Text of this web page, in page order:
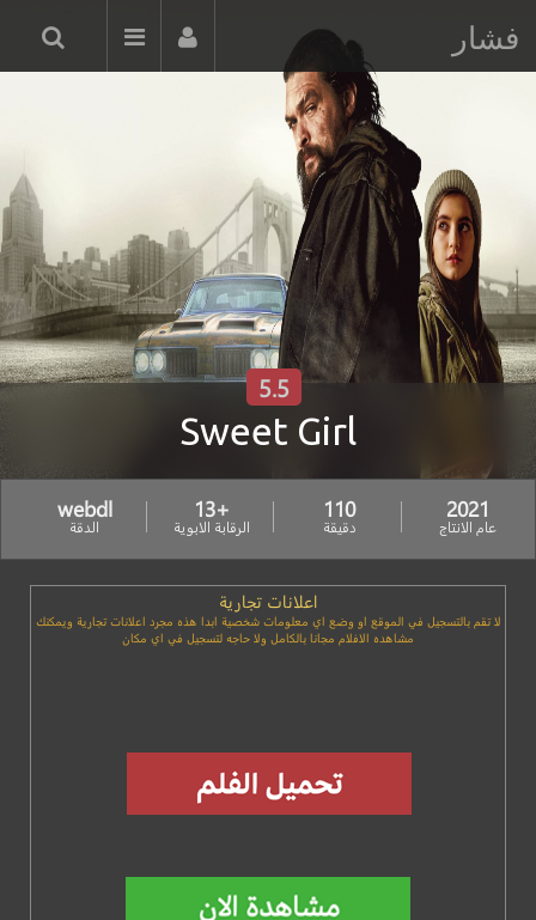
فشار
Sweet Girl
5.5
2021
عام الانتاج
110
دقيقة
+13
الرقابة الابوية
webdl
الدقة
اعلانات تجارية
لا تقم بالتسجيل في الموقع او وضع اي معلومات شخصية ابدا هذه مجرد اعلانات تجارية ويمكنك
مشاهده الافلام مجانا بالكامل ولا حاجه لتسجيل في اي مكان